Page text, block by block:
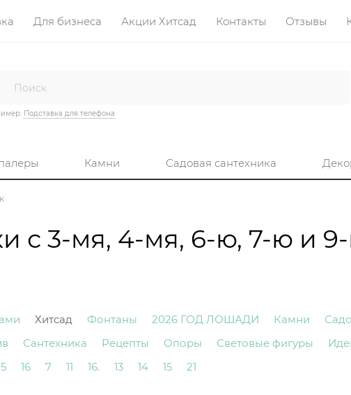
Для бизнеса Акции Хитсад Контакты Отзывы
Подставка для телефона
Камни Садовая сантехника
с 3-мя, 4-мя, 6-ю, 7-ю и
Хитсад Фонтаны 2026 ГОД ЛОШАДИ Камни
Сантехника Рецепты Опоры Световые фигуры
5 16 7 11 16. 13 14 15 21